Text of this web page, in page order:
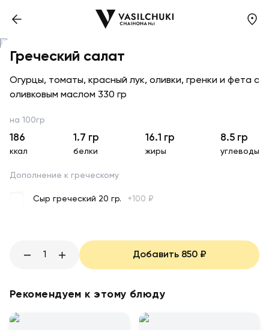
Греческий салат
Огурцы, томаты, красный лук, оливки, гренки и фета с
оливковым маслом 330 гр
на 100гр
186
ккал
1.7 гр
белки
16.1 гр
жиры
8.5 гр
углеводы
Дополнение к греческому
Сыр греческий 20 гр. +100 ₽
1 Добавить 850₽
Рекомендуем к этому блюду